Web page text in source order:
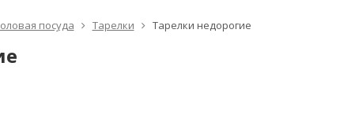
посуда Тарелки Тарелки недорогие